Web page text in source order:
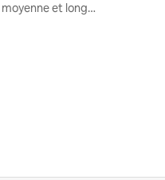
Locations moyenne et longue durée